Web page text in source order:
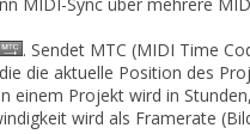
. Sendet MTC (MIDI Time
die aktuelle Position des
einem Projekt wird in
wird als Framerate